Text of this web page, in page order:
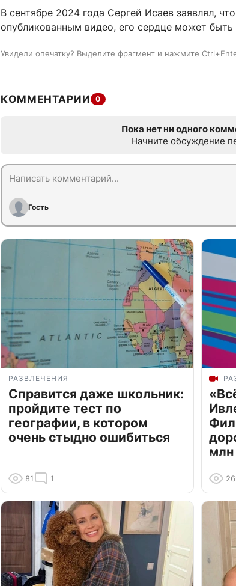
В сентябре 2024 года Сергей Исаев заявлял,
опубликованным видео, его сердце может быть
Увидели опечатку? Выделите фрагмент и нажмите
КОММЕНТАРИИ 0
Пока нет ни одного
Начните обсуждение
Гость
РАЗВЛЕЧЕНИЯ
Справится даже школьник:
пройдите тест по
географии, в котором
очень стыдно ошибиться
81 1
млн